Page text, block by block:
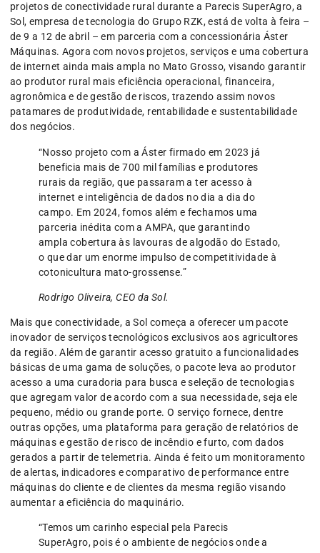
projetos de conectividade rural durante a Parecis SuperAgro, a
Sol, empresa de tecnologia do Grupo RZK, está de volta à feira –
de 9 a 12 de abril – em parceria com a concessionária Áster
Máquinas. Agora com novos projetos, serviços e uma cobertura
de internet ainda mais ampla no Mato Grosso, visando garantir
ao produtor rural mais eficiência operacional, financeira,
agronômica e de gestão de riscos, trazendo assim novos
patamares de produtividade, rentabilidade e sustentabilidade
dos negócios.
“Nosso projeto com a Áster firmado em 2023 já
beneficia mais de 700 mil famílias e produtores
rurais da região, que passaram a ter acesso à
internet e inteligência de dados no dia a dia do
campo. Em 2024, fomos além e fechamos uma
parceria inédita com a AMPA, que garantindo
ampla cobertura às lavouras de algodão do Estado,
o que dar um enorme impulso de competitividade à
cotonicultura mato-grossense.”
Rodrigo Oliveira, CEO da Sol.
Mais que conectividade, a Sol começa a oferecer um pacote
inovador de serviços tecnológicos exclusivos aos agricultores
da região. Além de garantir acesso gratuito a funcionalidades
básicas de uma gama de soluções, o pacote leva ao produtor
acesso a uma curadoria para busca e seleção de tecnologias
que agregam valor de acordo com a sua necessidade, seja ele
pequeno, médio ou grande porte. O serviço fornece, dentre
outras opções, uma plataforma para geração de relatórios de
máquinas e gestão de risco de incêndio e furto, com dados
gerados a partir de telemetria. Ainda é feito um monitoramento
de alertas, indicadores e comparativo de performance entre
máquinas do cliente e de clientes da mesma região visando
aumentar a eficiência do maquinário.
“Temos um carinho especial pela Parecis
SuperAgro, pois é o ambiente de negócios onde a